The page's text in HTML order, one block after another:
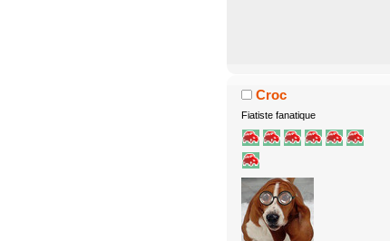
Croc
Fiatiste fanatique